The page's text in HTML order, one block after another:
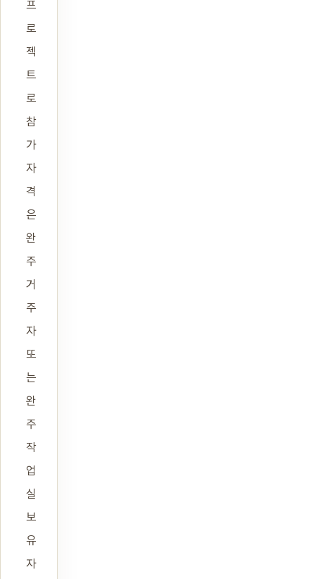
프
로
젝
트
로
참
가
자
격
은
완
주
거
주
자
또
는
완
주
작
업
실
보
유
자